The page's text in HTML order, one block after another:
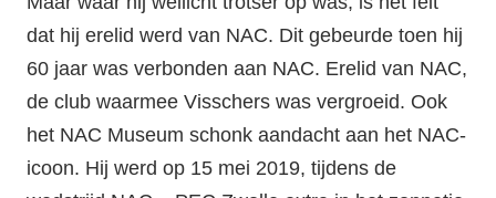
dat hij erelid werd van NAC. Dit gebeurde toen hij
60 jaar was verbonden aan NAC. Erelid van NAC,
de club waarmee Visschers was vergroeid. Ook
het NAC Museum schonk aandacht aan het NAC-
icoon. Hij werd op 15 mei 2019, tijdens de